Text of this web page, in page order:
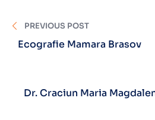
PREVIOUS POST
Ecografie Mamara Brasov
Dr. Craciun Maria